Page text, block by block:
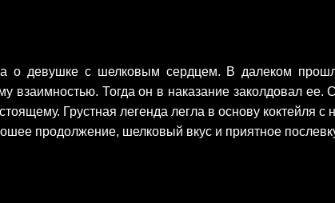
о девушке с шелковым сердцем. В далеком
взаимностью. Тогда он в наказание заколдовал ее.
Грустная легенда легла в основу коктейля
продолжение, шелковый вкус и приятное